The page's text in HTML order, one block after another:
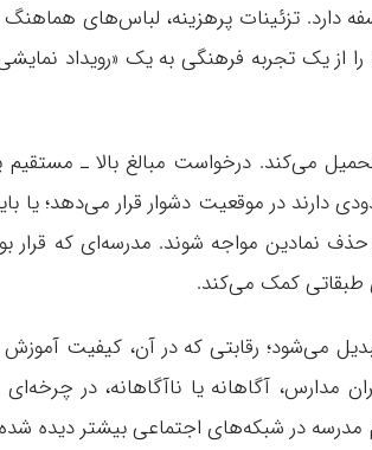
دارد. تزئینات پرهزینه، لباس‌های
از یک تجربه فرهنگی به یک «رویداد
می‌کند. درخواست مبالغ بالا ـ مستقیم
دارند در موقعیت دشوار قرار می‌دهد؛ یا
نمادین مواجه شوند. مدرسه‌ای که قرار
طبقاتی کمک می‌کند.
می‌شود؛ رقابتی که در آن، کیفیت
آگاهانه یا ناآگاهانه، در چرخه‌ای
در شبکه‌های اجتماعی بیشتر دیده